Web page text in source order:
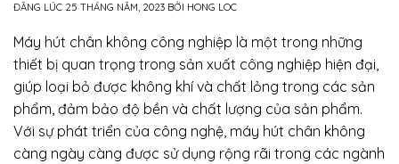
ĐĂNG LÚC 25 THÁNG NĂM, 2023 BỞI HONG LOC
Máy hút chân không công nghiệp là một trong những
thiết bị quan trọng trong sản xuất công nghiệp hiện đại,
giúp loại bỏ được không khí và chất lỏng trong các sản
phẩm, đảm bảo độ bền và chất lượng của sản phẩm.
Với sự phát triển của công nghệ, máy hút chân không
càng ngày càng được sử dụng rộng rãi trong các ngành